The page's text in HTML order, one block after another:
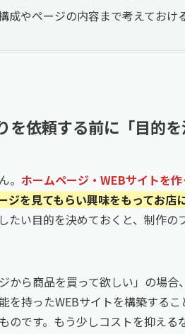
成やページの内容まで考えてお
依頼する前に「目的を
。 ホームページ・WEBサイトを
ジを見てもらい興味をもってお店
たい目的を決めておくと、制作
から商品を買って欲しい」の場
を持ったWEBサイトを構築する
のです。もう少しコストを抑え